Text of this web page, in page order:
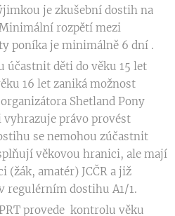
je zkušební dostih na
rozpětí mezi
poníka je minimálně 6 dní .
účastnit děti do věku 15 let
16 let zaniká možnost
Shetland Pony
vyhrazuje právo provést
se nemohou zúčastnit
věkovou hranici, ale mají
(žák, amatér) JCČR a již
regulérním dostihu A1/1.
provede kontrolu věku